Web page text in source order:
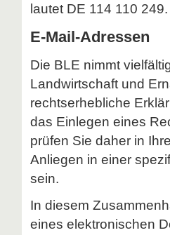
lautet DE 114 110 249.
E-Mail-Adressen
Die BLE nimmt
Landwirtschaft und
rechtserhebliche
das Einlegen eines
prüfen Sie daher in
Anliegen in einer
sein.
In diesem
eines elektronischen